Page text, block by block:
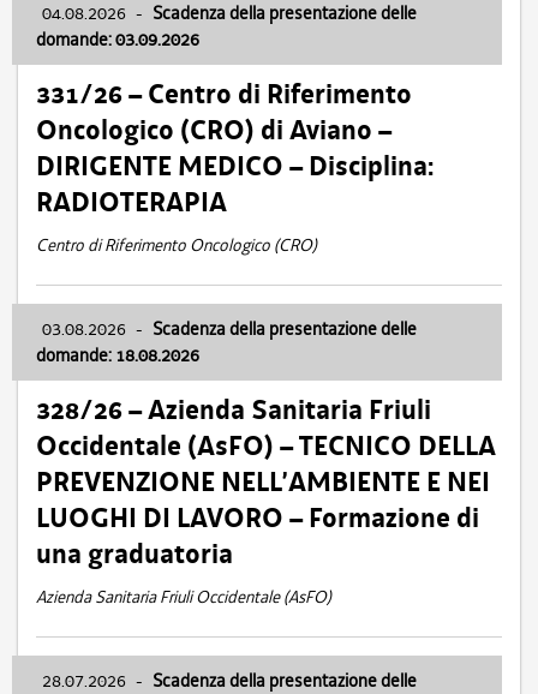
04.08.2026 - Scadenza della presentazione delle
domande: 03.09.2026
331/26 – Centro di Riferimento
Oncologico (CRO) di Aviano –
DIRIGENTE MEDICO – Disciplina:
RADIOTERAPIA
Centro di Riferimento Oncologico (CRO)
03.08.2026 - Scadenza della presentazione delle
domande: 18.08.2026
328/26 – Azienda Sanitaria Friuli
Occidentale (AsFO) – TECNICO DELLA
PREVENZIONE NELL’AMBIENTE E NEI
LUOGHI DI LAVORO – Formazione di
una graduatoria
Azienda Sanitaria Friuli Occidentale (AsFO)
28.07.2026 - Scadenza della presentazione delle